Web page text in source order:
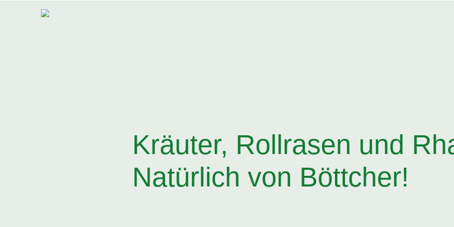
Kräuter, Rollrasen und
Natürlich von Böttcher!